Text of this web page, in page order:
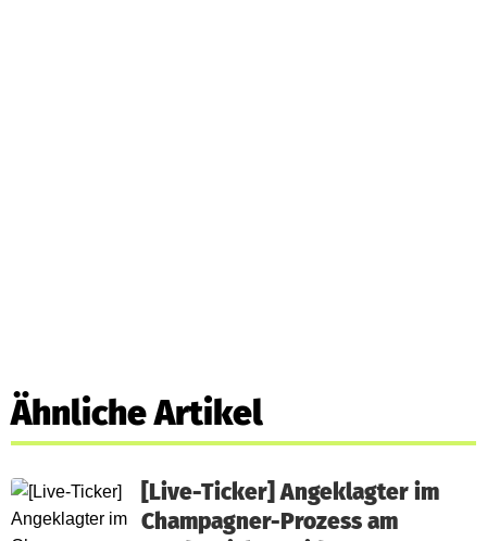
Ähnliche Artikel
[Live-Ticker] Angeklagter im
Champagner-Prozess am